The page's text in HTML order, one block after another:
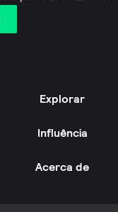
Explorar
Influência
Acerca de